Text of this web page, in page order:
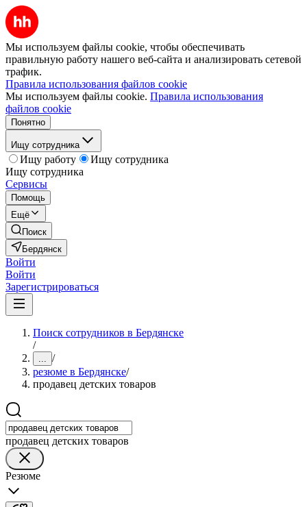
Мы используем файлы cookie, чтобы обеспечивать
правильную работу нашего веб-сайта и анализировать сетевой
трафик.
Правила использования файлов cookie
Мы используем файлы cookie. Правила использования
файлов cookie
Понятно
Ищу сотрудника
Ищу работу
Ищу сотрудника
Ищу сотрудника
Сервисы
Помощь
Ещё
Поиск
Бердянск
Войти
Войти
Зарегистрироваться
Поиск сотрудников в Бердянске
/
... /
резюме в Бердянске/
продавец детских товаров
продавец детских товаров
Резюме